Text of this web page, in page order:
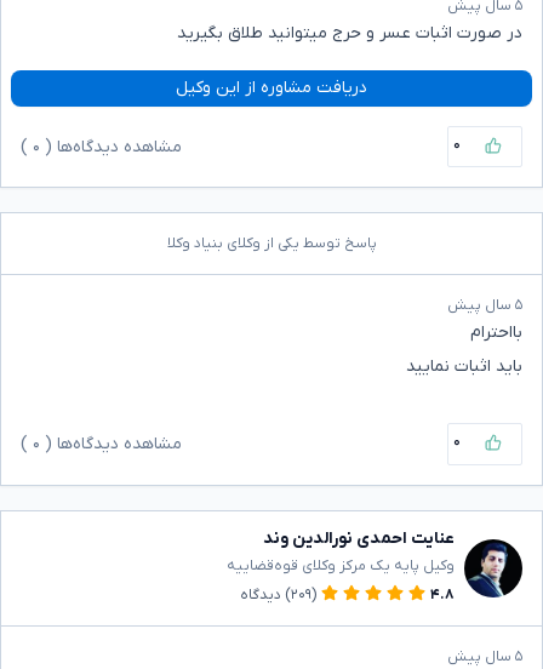
۵ سال پیش
در صورت اثبات عسر و حرج میتوانید طلاق بگیرید
دریافت مشاوره از این وکیل
۰ مشاهده دیدگاه‌ها ( ۰
پاسخ توسط یکی از وکلای بنیاد وکلا
۵ سال پیش
بااحترام
باید اثبات نمایید
۰ مشاهده دیدگاه‌ها ( ۰
عنایت احمدی نورالدین وند
وکیل پایه یک مرکز وکلای قوه‌قضاییه
۴.۸
(۲۰۹) دیدگاه
۵ سال پیش